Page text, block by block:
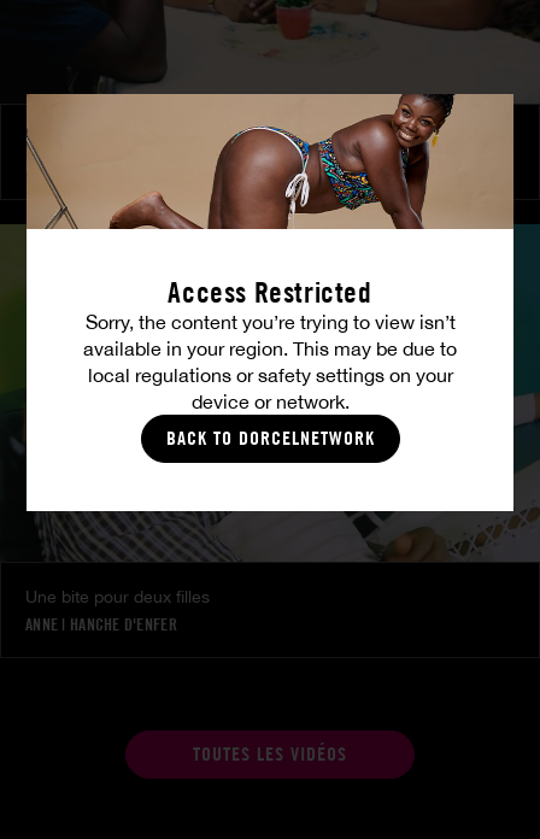
Access Restricted
Sorry, the content you’re trying to view isn’t
available in your region. This may be due to
local regulations or safety settings on your
device or network.
BACK TO DORCELNETWORK
Chez Livia - Pardon en chair et en os
MISTY
Une bite pour deux filles
ANNE | HANCHE D'ENFER
TOUTES LES VIDÉOS